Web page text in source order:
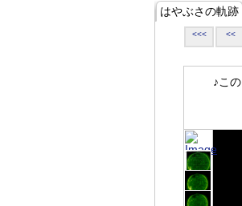
はやぶさの軌跡
<<< <<
♪この